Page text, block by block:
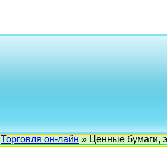
Торговля он-лайн » Ценные бумаги,